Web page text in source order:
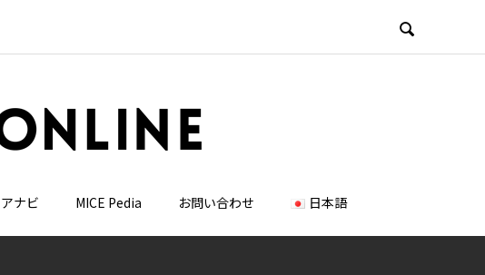

ナビ MICE Pedia お問い合わせ 日本語